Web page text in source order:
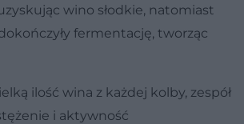
wino słodkie, natomiast
fermentację, tworząc
ilość wina z każdej kolby, zespół
i aktywność